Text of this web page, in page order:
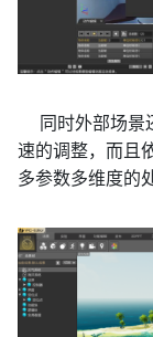
同时外部场景
速的调整，而且
多参数多维度的